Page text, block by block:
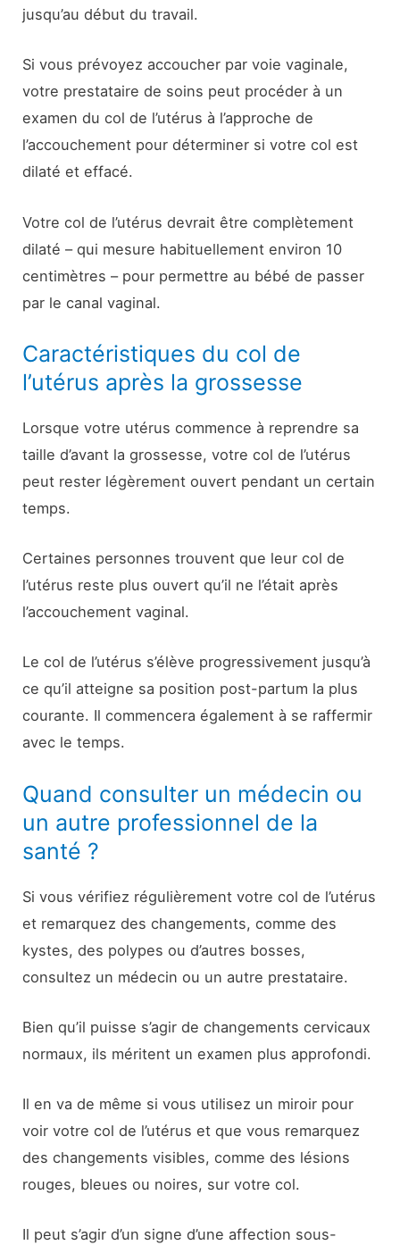
jusqu’au début du travail.
Si vous prévoyez accoucher par voie vaginale,
votre prestataire de soins peut procéder à un
examen du col de l’utérus à l’approche de
l’accouchement pour déterminer si votre col est
dilaté et effacé.
Votre col de l’utérus devrait être complètement
dilaté – qui mesure habituellement environ 10
centimètres – pour permettre au bébé de passer
par le canal vaginal.
Caractéristiques du col de
l’utérus après la grossesse
Lorsque votre utérus commence à reprendre sa
taille d’avant la grossesse, votre col de l’utérus
peut rester légèrement ouvert pendant un certain
temps.
Certaines personnes trouvent que leur col de
l’utérus reste plus ouvert qu’il ne l’était après
l’accouchement vaginal.
Le col de l’utérus s’élève progressivement jusqu’à
ce qu’il atteigne sa position post-partum la plus
courante. Il commencera également à se raffermir
avec le temps.
Quand consulter un médecin ou
un autre professionnel de la
santé ?
Si vous vérifiez régulièrement votre col de l’utérus
et remarquez des changements, comme des
kystes, des polypes ou d’autres bosses,
consultez un médecin ou un autre prestataire.
Bien qu’il puisse s’agir de changements cervicaux
normaux, ils méritent un examen plus approfondi.
Il en va de même si vous utilisez un miroir pour
voir votre col de l’utérus et que vous remarquez
des changements visibles, comme des lésions
rouges, bleues ou noires, sur votre col.
Il peut s’agir d’un signe d’une affection sous-